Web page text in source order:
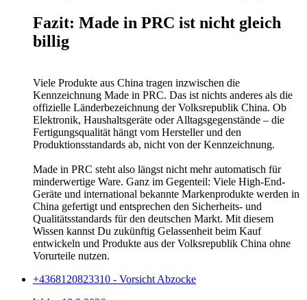
Fazit: Made in PRC ist nicht gleich
billig
Viele Produkte aus China tragen inzwischen die
Kennzeichnung Made in PRC. Das ist nichts anderes als die
offizielle Länderbezeichnung der Volksrepublik China. Ob
Elektronik, Haushaltsgeräte oder Alltagsgegenstände – die
Fertigungsqualität hängt vom Hersteller und den
Produktionsstandards ab, nicht von der Kennzeichnung.
Made in PRC steht also längst nicht mehr automatisch für
minderwertige Ware. Ganz im Gegenteil: Viele High-End-
Geräte und international bekannte Markenprodukte werden in
China gefertigt und entsprechen den Sicherheits- und
Qualitätsstandards für den deutschen Markt. Mit diesem
Wissen kannst Du zukünftig Gelassenheit beim Kauf
entwickeln und Produkte aus der Volksrepublik China ohne
Vorurteile nutzen.
+4368120823310 - Vorsicht Abzocke